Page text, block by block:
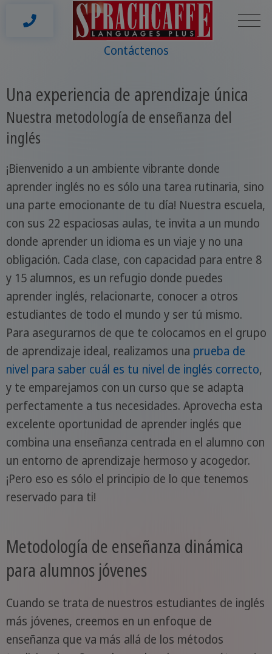
Contáctenos
Una experiencia de aprendizaje única
Nuestra metodología de enseñanza del
inglés
¡Bienvenido a un ambiente vibrante donde
aprender inglés no es sólo una tarea rutinaria, sino
una parte emocionante de tu día! Nuestra escuela,
con sus 22 espaciosas aulas, te invita a un mundo
donde aprender un idioma es un viaje y no una
obligación. Cada clase, con capacidad para entre 8
y 15 alumnos, es un refugio donde puedes
aprender inglés, relacionarte, conocer a otros
estudiantes de todo el mundo y ser tú mismo.
Para asegurarnos de que te colocamos en el grupo
de aprendizaje ideal, realizamos una prueba de
nivel para saber cuál es tu nivel de inglés correcto,
y te emparejamos con un curso que se adapta
perfectamente a tus necesidades. Aprovecha esta
excelente oportunidad de aprender inglés que
combina una enseñanza centrada en el alumno con
un entorno de aprendizaje hermoso y acogedor.
¡Pero eso es sólo el principio de lo que tenemos
reservado para ti!
Metodología de enseñanza dinámica
para alumnos jóvenes
Cuando se trata de nuestros estudiantes de inglés
más jóvenes, creemos en un enfoque de
enseñanza que va más allá de los métodos